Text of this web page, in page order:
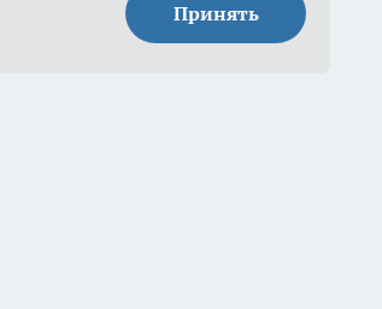
Принять